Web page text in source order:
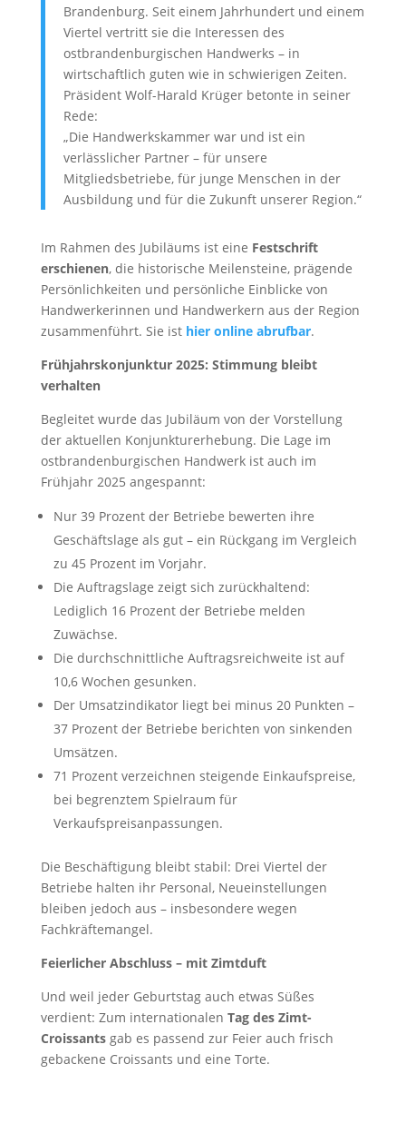
Brandenburg. Seit einem Jahrhundert und einem
Viertel vertritt sie die Interessen des
ostbrandenburgischen Handwerks – in
wirtschaftlich guten wie in schwierigen Zeiten.
Präsident Wolf-Harald Krüger betonte in seiner
Rede:
„Die Handwerkskammer war und ist ein
verlässlicher Partner – für unsere
Mitgliedsbetriebe, für junge Menschen in der
Ausbildung und für die Zukunft unserer Region.“
Im Rahmen des Jubiläums ist eine Festschrift
erschienen, die historische Meilensteine, prägende
Persönlichkeiten und persönliche Einblicke von
Handwerkerinnen und Handwerkern aus der Region
zusammenführt. Sie ist hier online abrufbar.
Frühjahrskonjunktur 2025: Stimmung bleibt
verhalten
Begleitet wurde das Jubiläum von der Vorstellung
der aktuellen Konjunkturerhebung. Die Lage im
ostbrandenburgischen Handwerk ist auch im
Frühjahr 2025 angespannt:
Nur 39 Prozent der Betriebe bewerten ihre
Geschäftslage als gut – ein Rückgang im Vergleich
zu 45 Prozent im Vorjahr.
Die Auftragslage zeigt sich zurückhaltend:
Lediglich 16 Prozent der Betriebe melden
Zuwächse.
Die durchschnittliche Auftragsreichweite ist auf
10,6 Wochen gesunken.
Der Umsatzindikator liegt bei minus 20 Punkten –
37 Prozent der Betriebe berichten von sinkenden
Umsätzen.
71 Prozent verzeichnen steigende Einkaufspreise,
bei begrenztem Spielraum für
Verkaufspreisanpassungen.
Die Beschäftigung bleibt stabil: Drei Viertel der
Betriebe halten ihr Personal, Neueinstellungen
bleiben jedoch aus – insbesondere wegen
Fachkräftemangel.
Feierlicher Abschluss – mit Zimtduft
Und weil jeder Geburtstag auch etwas Süßes
verdient: Zum internationalen Tag des Zimt-
Croissantsgab es passend zur Feier auch frisch
gebackene Croissants und eine Torte.